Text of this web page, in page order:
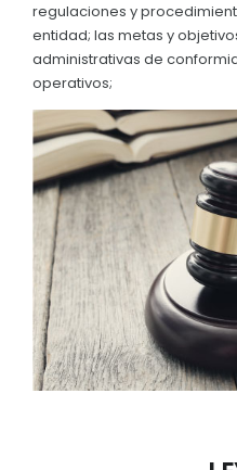
Plan de desarrollo
Plan Anual
Plan Operativo
Convenios
PRESUPUESTO:
Cédulas
Procesos de
Ejecución
Obras y proyectos
regulaciones y
entidad; las metas y
administrativas de
operativos;